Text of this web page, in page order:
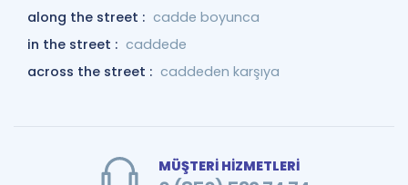
along the street : cadde boyunca
in the street : caddede
across the street : caddeden karşıya
MÜŞTERİ HİZMETLERİ